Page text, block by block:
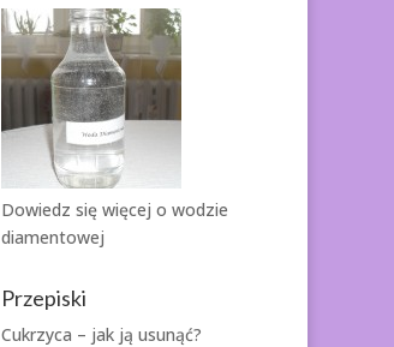
Dowiedz się więcej o wodzie
diamentowej
Przepiski
Cukrzyca – jak ją usunąć?